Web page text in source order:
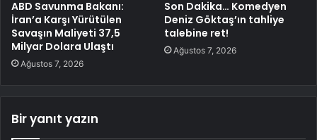
ABD Savunma Bakanı:
İran’a Karşı Yürütülen
Savaşın Maliyeti 37,5
Milyar Dolara Ulaştı
Ağustos 7, 2026
Son Dakika… Komedyen
Deniz Göktaş’ın tahliye
talebine ret!
Ağustos 7, 2026
Bir yanıt yazın